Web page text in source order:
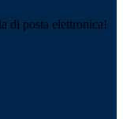
di posta elettronica!